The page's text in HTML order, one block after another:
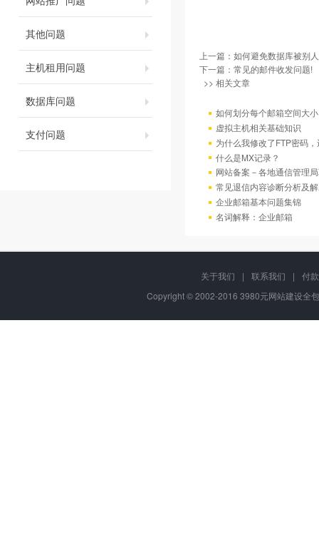
其他问题
主机租用问题
数据库问题
支付问题
上一篇： 如何避免数据库被别
下一篇： 常见的邮件收发问题!
>> 相关文章
如何划分每个邮箱空间大
虚拟主机相关基础知识
为什么我修改了FTP密码
什么是MX记录？
网站备案－各地通信管理
常见退信内容诊断分析及
企业邮箱基本问题集锦
名词解释：企业邮箱
关于我们 | 联系我们 |
付
Copyright © 2002-2016 3980元网站建设全